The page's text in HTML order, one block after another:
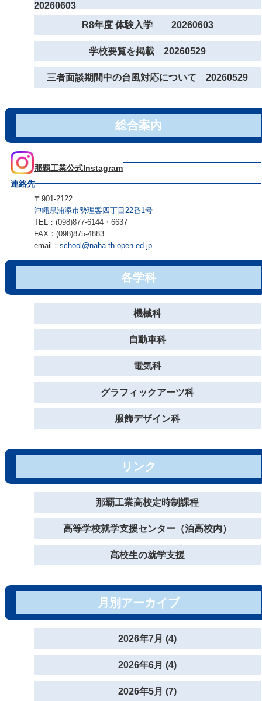
20260603
R8年度 体験入学 20260603
学校要覧を掲載 20260529
三者面談期間中の台風対応について 20260529
総合案内
那覇工業公式Instagram
連絡先
〒901-2122
沖縄県浦添市勢理客四丁目22番1号
TEL：(098)877-6144・6637
FAX：(098)875-4883
email： school@naha-th.open.ed.jp
各学科
機械科
自動車科
電気科
グラフィックアーツ科
服飾デザイン科
リンク
那覇工業高校定時制課程
高等学校就学支援センター（泊高校内）
高校生の就学支援
月別アーカイブ
2026年7月 (4)
2026年6月 (4)
2026年5月 (7)